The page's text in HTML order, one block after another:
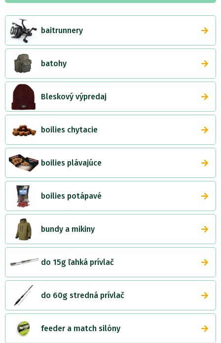
baitrunnery
batohy
Bleskový výpredaj
boilies chytacie
boilies plávajúce
boilies potápavé
bundy a mikiny
do 15g ľahká prívlač
do 60g stredná prívlač
feeder a match silóny